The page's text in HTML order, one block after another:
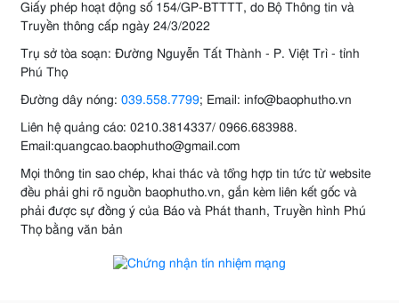
Giấy phép hoạt động số 154/GP-BTTTT, do Bộ Thông tin và
Truyền thông cấp ngày 24/3/2022
Trụ sở tòa soạn: Đường Nguyễn Tất Thành - P. Việt Trì - tỉnh
Phú Thọ
Đường dây nóng: 039.558.7799; Email: info@baophutho.vn
Liên hệ quảng cáo: 0210.3814337/ 0966.683988.
Email:quangcao.baophutho@gmail.com
Mọi thông tin sao chép, khai thác và tổng hợp tin tức từ website
đều phải ghi rõ nguồn baophutho.vn, gắn kèm liên kết gốc và
phải được sự đồng ý của Báo và Phát thanh, Truyền hình Phú
Thọ bằng văn bản